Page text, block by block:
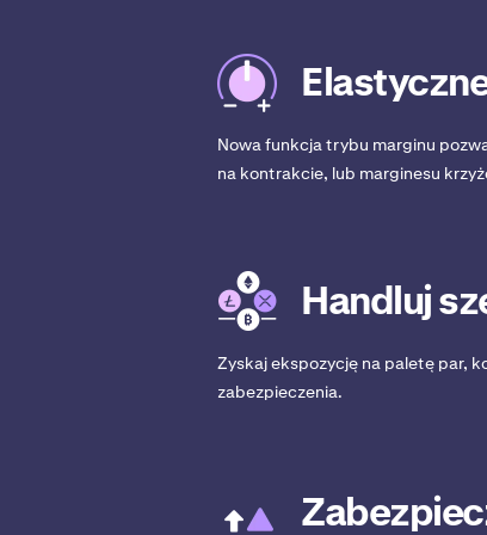
Nowa funkcja trybu marginu
na kontrakcie, lub marginesu
Handluj
Zyskaj ekspozycję na paletę par,
zabezpieczenia.